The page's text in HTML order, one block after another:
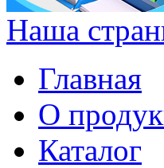
Наша
Главная
О
Каталог